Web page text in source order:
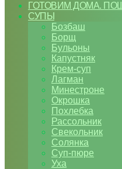
ГОТОВИМ ДОМА.
СУПЫ
Бозбаш
Борщ
Бульоны
Капустняк
Крем-суп
Лагман
Минестроне
Окрошка
Похлебка
Рассольник
Свекольник
Солянка
Суп-пюре
Уха